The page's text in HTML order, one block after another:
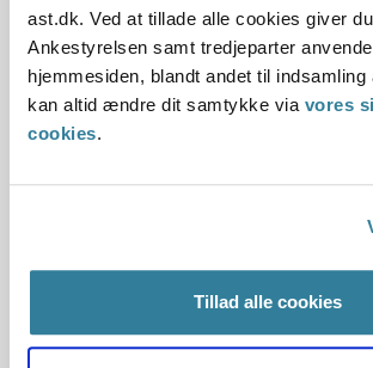
ast.dk. Ved at tillade alle cookies giver
Ankestyrelsen samt tredjeparter
hjemmesiden, blandt andet til
kan altid ændre dit samtykke via vores
cookies.
Tillad alle cookies
24-09-2009
Sektorlovgivningen Affaldslovgivning
Gebyr
Miljøbeskyttelse
Miljølovgivning
til genbrugspladsen, fordi den samlede
trailer var over den i ordensreglementet
Frederikssund Kommune ikke havde
nægte borgeren adgang til
begrundelse. Det var hel...